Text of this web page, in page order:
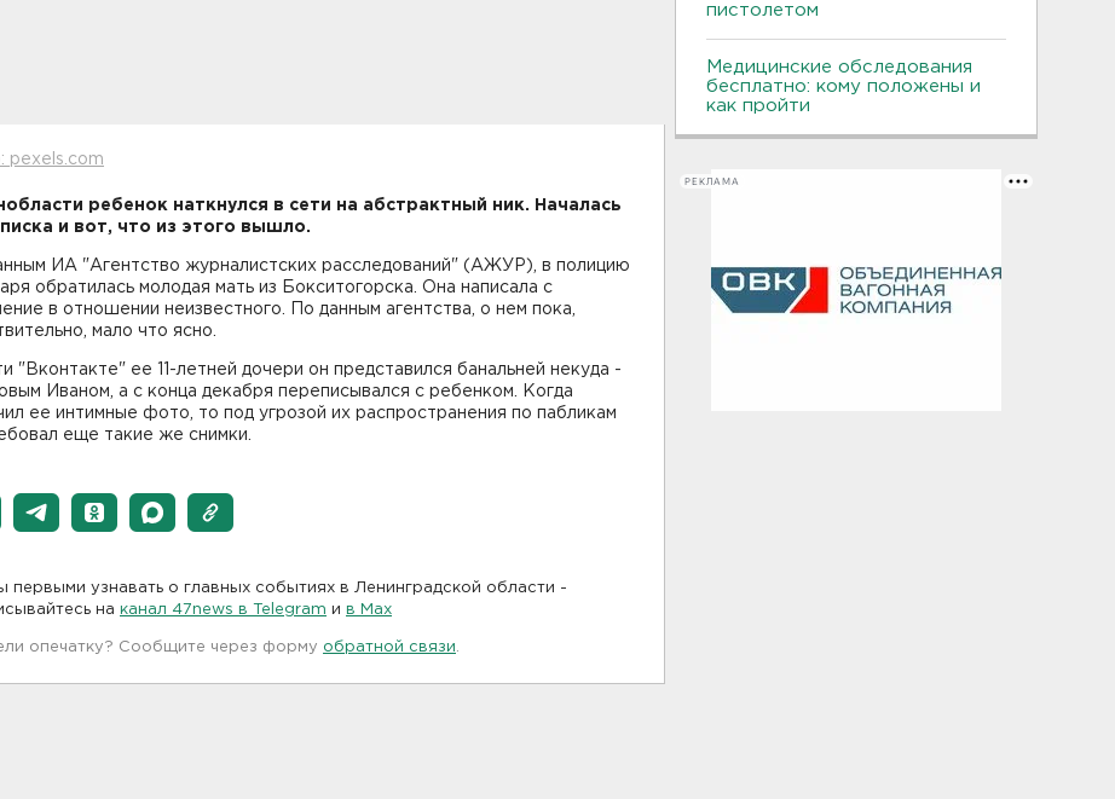
pexels.com
ребенок наткнулся в сети на абстрактный ник. Началась
и вот, что из этого вышло.
ИА "Агентство журналистских расследований" (АЖУР), в полицию
обратилась молодая мать из Бокситогорска. Она написала с
в отношении неизвестного. По данным агентства, о нем пока,
мало что ясно.
"Вконтакте" ее 11-летней дочери он представился банальней некуда -
Иваном, а с конца декабря переписывался с ребенком. Когда
ее интимные фото, то под угрозой их распространения по пабликам
еще такие же снимки.
первыми узнавать о главных событиях в Ленинградской области -
на канал 47news в Telegram и в Maх
опечатку? Сообщите через форму обратной связи
пистолетом
Медицинские обследования
бесплатно: кому положены и
как пройти
РЕКЛАМА